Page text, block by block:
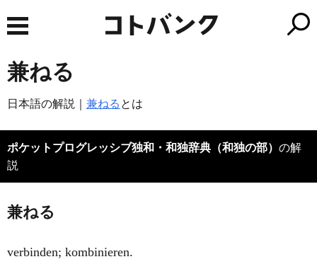
兼ねる
日本語の解説｜ 兼ねる とは
ポケットプログレッシブ独和・和独辞典（和独の部） の解
説
兼ねる
verbinden; kombinieren.